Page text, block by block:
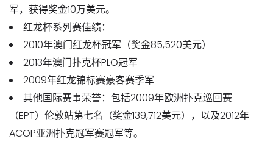
军，获得奖金10万美元。
红龙杯系列赛佳绩：
2010年澳门红龙杯冠军（奖金85,520美元）
2013年澳门扑克杯PLO冠军
2009年红龙锦标赛豪客赛季军
其他国际赛事荣誉：包括2009年欧洲扑克巡回赛
（EPT）伦敦站第七名（奖金139,712美元），以及2012年
ACOP亚洲扑克冠军赛冠军等。